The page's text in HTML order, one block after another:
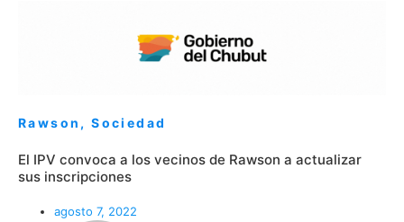
Rawson ,Sociedad
El IPV convoca a los vecinos de Rawson a actualizar
sus inscripciones
agosto 7, 2022